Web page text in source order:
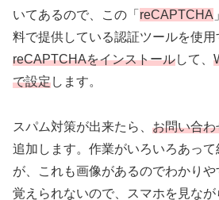
いてあるので、この「 reCAPTCHA
料で提供している認証ツールを使用
reCAPTCHAをインストールして、
で設定します。
スパム対策が出来たら、 お問い合
追加します。作業がいろいろあっ
が、これも画像があるのでわかり
覚えられないので、スマホを見なが